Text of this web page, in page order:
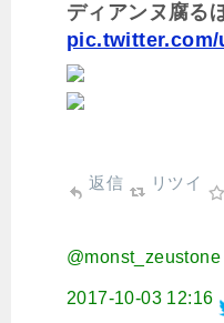
ディアンヌ腐る
pic.twitter.com/
返信 リツイ
2017-10-03 12:16